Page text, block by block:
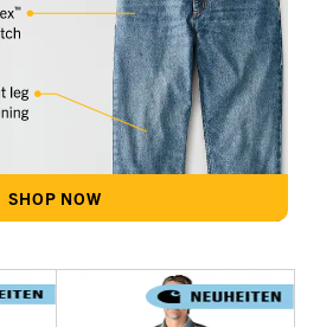
SHOP NOW